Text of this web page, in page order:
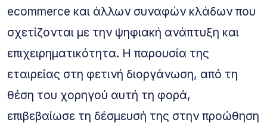
ecommerce και άλλων συναφών κλάδων που
σχετίζονται με την ψηφιακή ανάπτυξη και
επιχειρηματικότητα. Η παρουσία της
εταιρείας στη φετινή διοργάνωση, από τη
θέση του χορηγού αυτή τη φορά,
επιβεβαίωσε τη δέσμευσή της στην προώθηση